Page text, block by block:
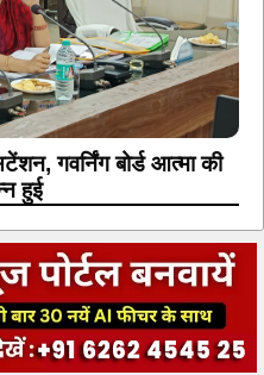
गवर्निंग बोर्ड आत्मा की
हुई